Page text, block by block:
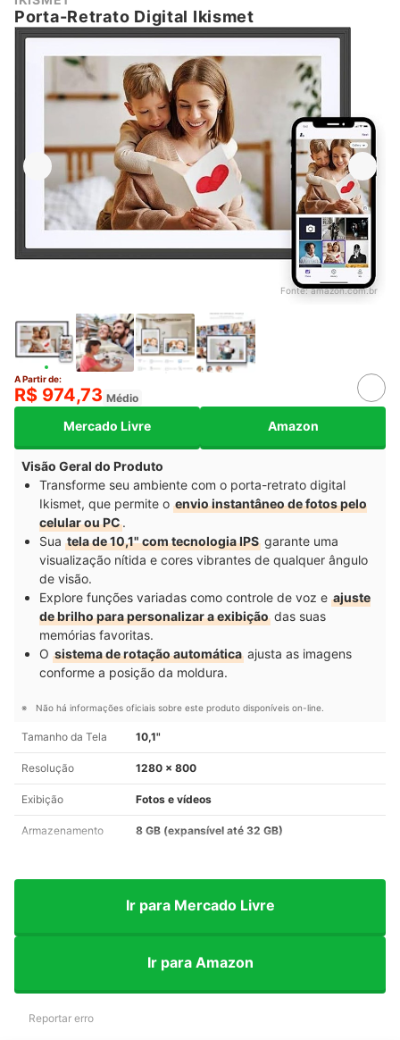
Porta-Retrato Digital Ikismet
Fonte:amazon.com.br
A Partir de:
R$ 974,73 Médio
Mercado Livre Amazon
Visão Geral do Produto
Transforme seu ambiente com o porta-retrato digital
Ikismet, que permite o envio instantâneo de fotos pelo
celular ou PC.
Sua tela de 10,1" com tecnologia IPS garante uma
visualização nítida e cores vibrantes de qualquer ângulo
de visão.
Explore funções variadas como controle de voz e ajuste
de brilho para personalizar a exibição das suas
memórias favoritas.
O sistema de rotação automática ajusta as imagens
conforme a posição da moldura.
Não há informações oficiais sobre este produto disponíveis on-line.
Tamanho da Tela 10,1"
Resolução 1280 x 800
Exibição Fotos e vídeos
Armazenamento 8 GB (expansível até 32 GB)
Ir para Mercado Livre
Ir para Amazon
Reportar erro